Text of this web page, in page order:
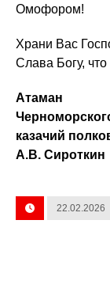
Омофором!
Храни Вас
Слава Богу,
Атаман
казачий
А.В. Сироткин
22.02.2026